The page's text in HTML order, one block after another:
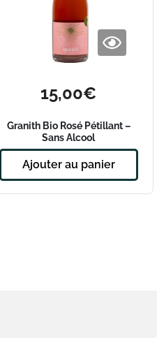
15,00€
Granith Bio Rosé Pétillant –
Sans Alcool
Ajouter au panier